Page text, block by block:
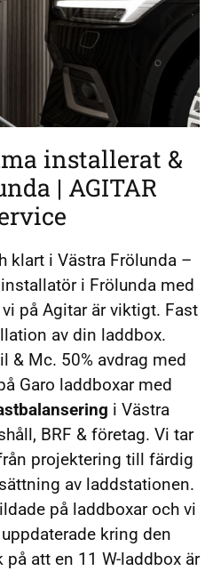
installerat &
| AGITAR
klart i Västra Frölunda –
i Frölunda med
på Agitar är viktigt. Fast
av din laddbox.
& Mc. 50% avdrag med
Garo laddboxar med
i Västra
BRF & företag. Vi tar
projektering till färdig
av laddstationen.
på laddboxar och vi
kring den
att en 11 W-laddbox är